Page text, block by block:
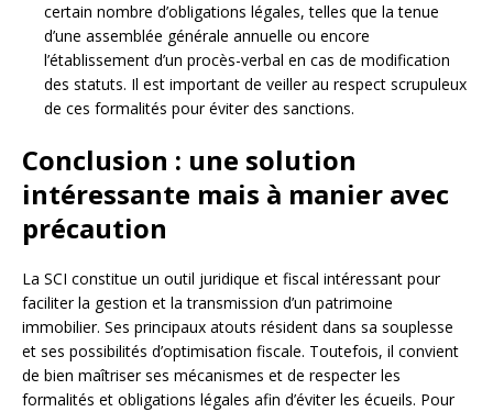
certain nombre d’obligations légales, telles que la tenue
d’une assemblée générale annuelle ou encore
l’établissement d’un procès-verbal en cas de modification
des statuts. Il est important de veiller au respect scrupuleux
de ces formalités pour éviter des sanctions.
Conclusion : une solution
intéressante mais à manier avec
précaution
La SCI constitue un outil juridique et fiscal intéressant pour
faciliter la gestion et la transmission d’un patrimoine
immobilier. Ses principaux atouts résident dans sa souplesse
et ses possibilités d’optimisation fiscale. Toutefois, il convient
de bien maîtriser ses mécanismes et de respecter les
formalités et obligations légales afin d’éviter les écueils. Pour